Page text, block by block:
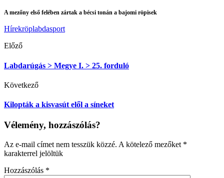
A mezőny első felében zártak a bécsi tonán a bajomi röpisek
Hírekröplabdasport
Előző
Labdarúgás > Megye I. > 25. forduló
Következő
Kilopták a kisvasút elől a síneket
Vélemény, hozzászólás?
Az e-mail címet nem tesszük közzé. A kötelező mezőket *
karakterrel jelöltük
Hozzászólás *